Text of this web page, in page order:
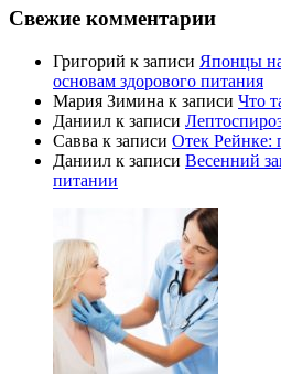
Свежие комментарии
Григорий к записи Японцы
основам здорового питания
Мария Зимина к записи Что
Даниил к записи
Савва к записи Отек
Даниил к записи Весенний
питании